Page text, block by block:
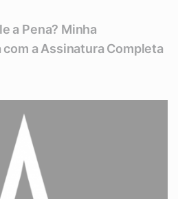
a Pena? Minha
a Assinatura Completa